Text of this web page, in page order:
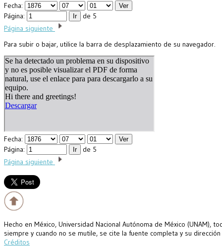
Fecha:
Página:
de 5
Página siguiente
Para subir o bajar, utilice la barra de desplazamiento de su navegador.
Fecha:
Página:
de 5
Página siguiente
Hecho en México, Universidad Nacional Autónoma de México
siempre y cuando no se mutile, se cite la fuente completa y su
Créditos